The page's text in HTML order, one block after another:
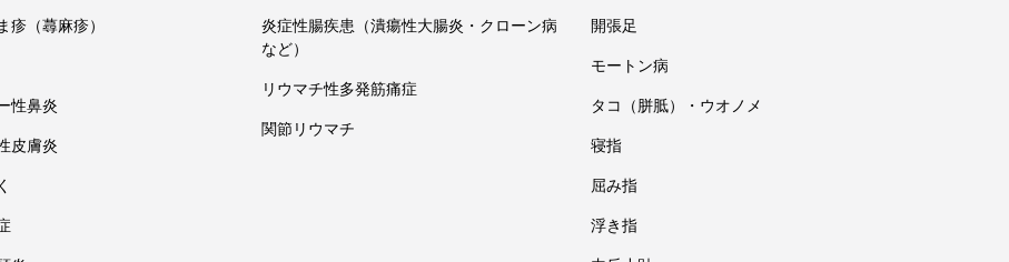
疹（蕁麻疹）
性鼻炎
皮膚炎
炎症性腸疾患（潰瘍性大腸炎・クローン病
など）
リウマチ性多発筋痛症
関節リウマチ
開張足
モートン病
タコ（胼胝）・ウオノメ
寝指
屈み指
浮き指